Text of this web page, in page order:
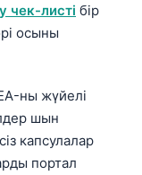
чек-листі бір
осыны
ны жүйелі
шын
капсулалар
портал